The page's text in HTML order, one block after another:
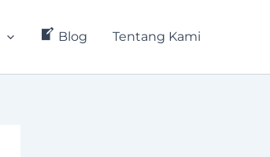
Blog Tentang Kami